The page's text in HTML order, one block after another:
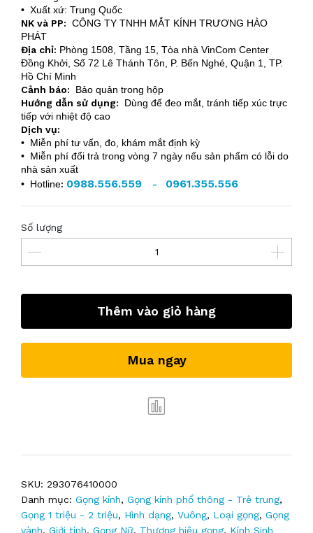
• Xuất xứ: Trung Quốc
NK và PP: CÔNG TY TNHH MẮT KÍNH TRƯƠNG HÀO
PHÁT
Địa chỉ: Phòng 1508, Tầng 15, Tòa nhà VinCom Center
Đồng Khởi, Số 72 Lê Thánh Tôn, P. Bến Nghé, Quận 1, TP.
Hồ Chí Minh
Cảnh báo: Bảo quản trong hộp
Hướng dẫn sử dụng: Dùng để đeo mắt, tránh tiếp xúc trực
tiếp với nhiệt độ cao
Dịch vụ:
• Miễn phí tư vấn, đo, khám mắt định kỳ
• Miễn phí đổi trả trong vòng 7 ngày nếu sản phẩm có lỗi do
nhà sản xuất
• Hotline: 0988.556.559 - 0961.355.556
Số lượng
Thêm vào giỏ hàng
Mua ngay
SKU: 293076410000
Danh mục: Gọng kính, Gọng kính phổ thông - Trẻ trung,
Gọng 1 triệu - 2 triệu, Hình dạng, Vuông, Loại gọng, Gọng
vành, Giới tính, Gọng Nữ, Thương hiệu gọng, Kính Sinh